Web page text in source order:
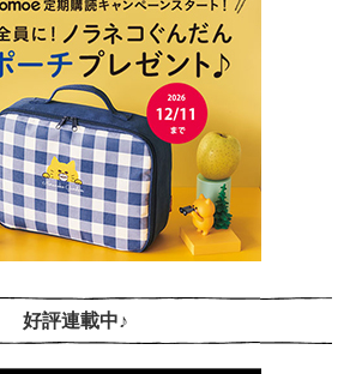
好評連載中♪